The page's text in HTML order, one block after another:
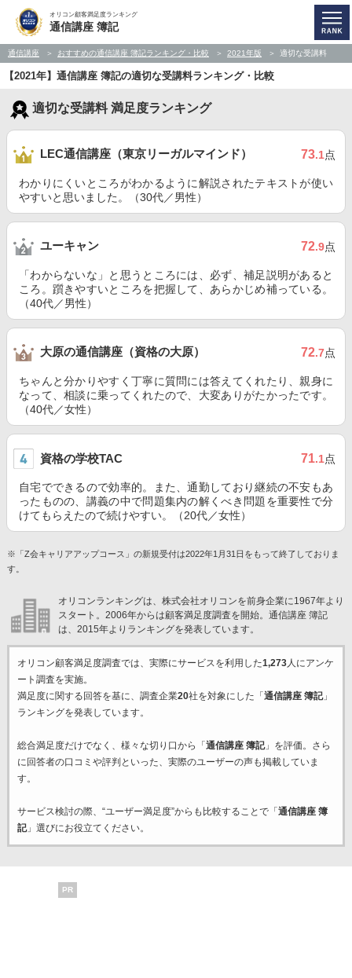
オリコン顧客満足度ランキング
通信講座 簿記
通信講座 おすすめの通信講座 簿記ランキング・比較 2021年版 適切な受講料
【2021年】通信講座 簿記の適切な受講料ランキング・比較
適切な受講料 満足度ランキング
LEC通信講座（東京リーガルマインド） 73.1点
わかりにくいところがわかるように解説されたテキストが使い
やすいと思いました。（30代／男性）
ユーキャン 72.9点
「わからないな」と思うところには、必ず、補足説明があると
ころ。躓きやすいところを把握して、あらかじめ補っている。
（40代／男性）
大原の通信講座（資格の大原） 72.7点
ちゃんと分かりやすく丁寧に質問には答えてくれたり、親身に
なって、相談に乗ってくれたので、大変ありがたかったです。
（40代／女性）
資格の学校TAC 71.1点
自宅でできるので効率的。また、通勤しており継続の不安もあ
ったものの、講義の中で問題集内の解くべき問題を重要性で分
けてもらえたので続けやすい。（20代／女性）
※「Z会キャリアアップコース」の新規受付は2022年1月31日をもって終了しておりま
す。
オリコンランキングは、株式会社オリコンを前身企業に1967年より
スタート。2006年からは顧客満足度調査を開始。通信講座 簿記
は、2015年よりランキングを発表しています。
オリコン顧客満足度調査では、実際にサービスを利用した1,273人にアンケ
ート調査を実施。
満足度に関する回答を基に、調査企業20社を対象にした「 通信講座 簿記」
ランキングを発表しています。
総合満足度だけでなく、様々な切り口から「 通信講座 簿記」を評価。さら
に回答者の口コミや評判といった、実際のユーザーの声も掲載していま
す。
サービス検討の際、“ユーザー満足度”からも比較することで「 通信講座 簿
記」選びにお役立てください。
PR